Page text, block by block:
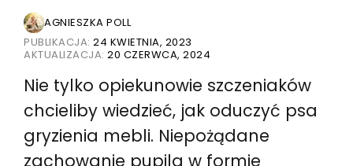
AGNIESZKA POLL
PUBLIKACJA: 24 KWIETNIA, 2023
AKTUALIZACJA: 20 CZERWCA, 2024
Nie tylko opiekunowie szczeniaków
chcieliby wiedzieć, jak oduczyć psa
gryzienia mebli. Niepożądane
zachowanie pupila w formie